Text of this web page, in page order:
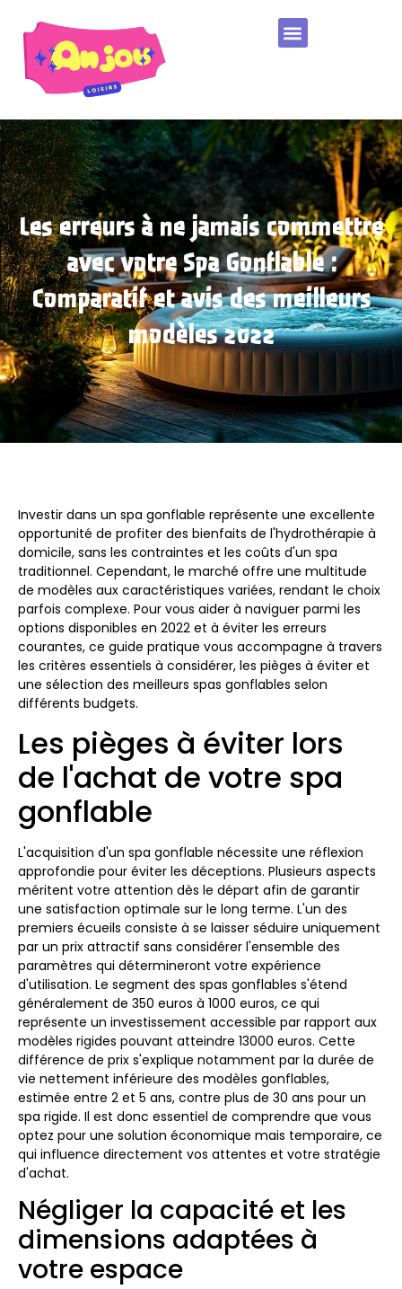
Les erreurs à ne jamais commettre
avec votre Spa Gonflable :
Comparatif et avis des meilleurs
modèles 2022
Investir dans un spa gonflable représente une excellente
opportunité de profiter des bienfaits de l'hydrothérapie à
domicile, sans les contraintes et les coûts d'un spa
traditionnel. Cependant, le marché offre une multitude
de modèles aux caractéristiques variées, rendant le choix
parfois complexe. Pour vous aider à naviguer parmi les
options disponibles en 2022 et à éviter les erreurs
courantes, ce guide pratique vous accompagne à travers
les critères essentiels à considérer, les pièges à éviter et
une sélection des meilleurs spas gonflables selon
différents budgets.
Les pièges à éviter lors
de l'achat de votre spa
gonflable
L'acquisition d'un spa gonflable nécessite une réflexion
approfondie pour éviter les déceptions. Plusieurs aspects
méritent votre attention dès le départ afin de garantir
une satisfaction optimale sur le long terme. L'un des
premiers écueils consiste à se laisser séduire uniquement
par un prix attractif sans considérer l'ensemble des
paramètres qui détermineront votre expérience
d'utilisation. Le segment des spas gonflables s'étend
généralement de 350 euros à 1000 euros, ce qui
représente un investissement accessible par rapport aux
modèles rigides pouvant atteindre 13000 euros. Cette
différence de prix s'explique notamment par la durée de
vie nettement inférieure des modèles gonflables,
estimée entre 2 et 5 ans, contre plus de 30 ans pour un
spa rigide. Il est donc essentiel de comprendre que vous
optez pour une solution économique mais temporaire, ce
qui influence directement vos attentes et votre stratégie
d'achat.
Négliger la capacité et les
dimensions adaptées à
votre espace